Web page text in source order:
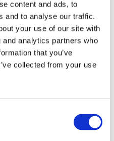
content and ads, to
and to analyse our traffic.
your use of our site with
analytics partners who
that you’ve
collected from your use
5 étapes. Il suffit
et MarketDirect Cross
du processus, en créant le
L'assistant de
pages de renvoi, des
et des modèles
personnaliser en fonction